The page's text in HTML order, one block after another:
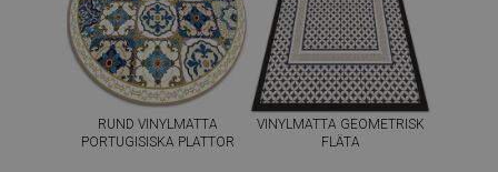
RUND VINYLMATTA
PORTUGISISKA PLATTOR
VINYLMATTA GEOMETRISK
FLÄTA